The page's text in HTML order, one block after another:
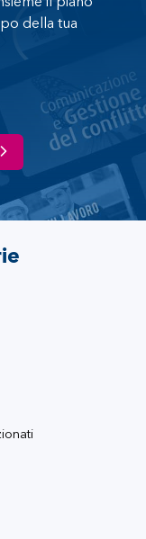
della tua